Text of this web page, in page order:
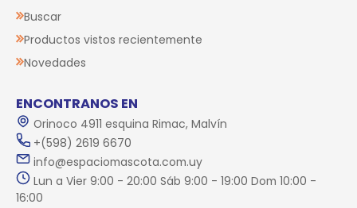
Buscar
Productos vistos recientemente
Novedades
ENCONTRANOS EN
Orinoco 4911 esquina Rimac, Malvín
+(598) 2619 6670
info@espaciomascota.com.uy
Lun a Vier 9:00 - 20:00 Sáb 9:00 - 19:00 Dom 10:00 -
16:00